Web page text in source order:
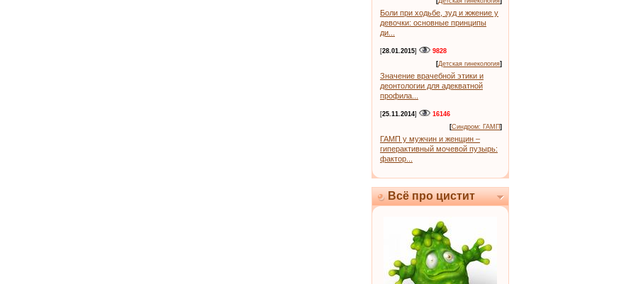
Боли при ходьбе, зуд и жжение у
девочки: основные принципы
ди...
[28.01.2015]
9828
[Детская гинекология]
Значение врачебной этики и
деонтологии для адекватной
профила...
[25.11.2014]
16146
[Синдром: ГАМП]
ГАМП у мужчин и женщин –
гиперактивный мочевой пузырь:
фактор...
Всё про цистит